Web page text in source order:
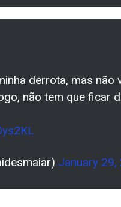
derrota, mas não
não tem que ficar
January 29,